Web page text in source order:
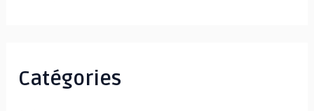
Catégories